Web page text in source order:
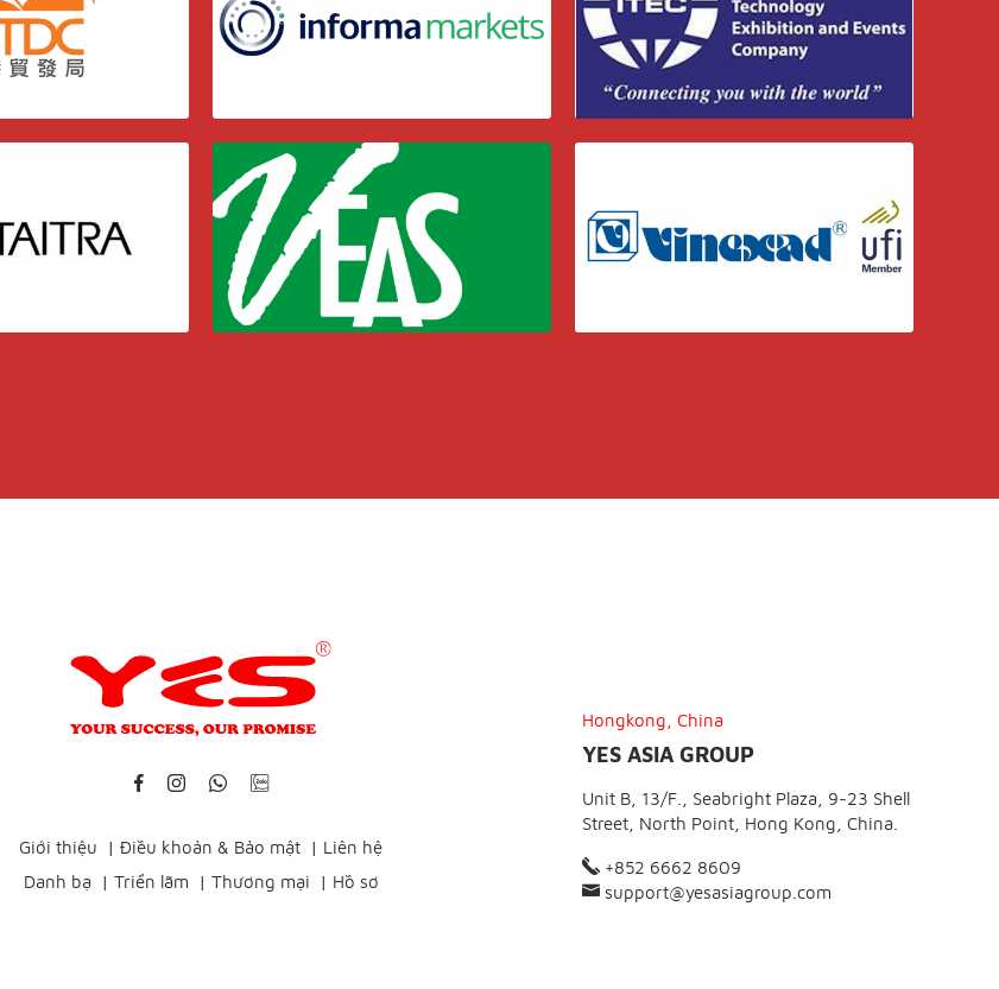
Giới thiệu | Điều khoản & Bảo mật | Liên hệ
Danh bạ
| Triển lãm | Thương mại | Hồ sơ
Hongkong, China
YES ASIA GROUP
Unit B, 13/F., Seabright Plaza, 9-23 Shell
Street, North Point, Hong Kong, China.
+852 6662 8609
support@yesasiagroup.com